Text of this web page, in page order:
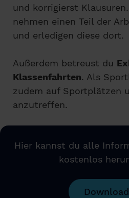
und korrigierst
nehmen einen Teil der
und erledigen diese dort.
Außerdem betreust du
Klassenfahrten. Als
zudem auf Sportplätzen
anzutreffen.
Hier kannst du alle
kostenlos
Download